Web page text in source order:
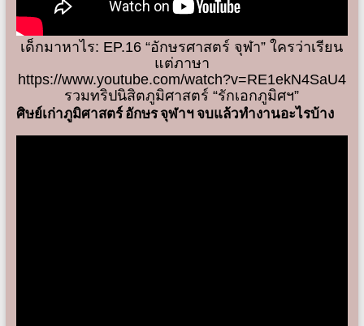
เด็กมาหาไร: EP.16 “อักษรศาสตร์ จุฬา” ใครว่าเรียน
แต่ภาษา
https://www.youtube.com/watch?v=RE1ekN4SaU4
รวมทริปนิสิตภูมิศาสตร์ “รักเอกภูมิศฯ”
ศิษย์เก่าภูมิศาสตร์ อักษร จุฬาฯ จบแล้วทำงานอะไรบ้าง